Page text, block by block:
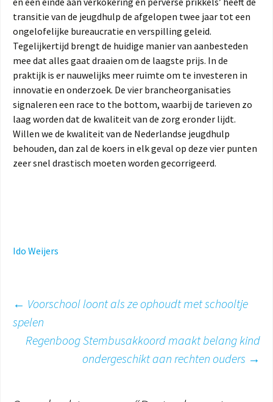
transitie van de jeugdhulp de afgelopen twee jaar tot een
ongelofelijke bureaucratie en verspilling geleid.
Tegelijkertijd brengt de huidige manier van aanbesteden
mee dat alles gaat draaien om de laagste prijs. In de
praktijk is er nauwelijks meer ruimte om te investeren in
innovatie en onderzoek. De vier brancheorganisaties
signaleren een race to the bottom, waarbij de tarieven zo
laag worden dat de kwaliteit van de zorg eronder lijdt.
Willen we de kwaliteit van de Nederlandse jeugdhulp
behouden, dan zal de koers in elk geval op deze vier punten
zeer snel drastisch moeten worden gecorrigeerd.
Ido Weijers
Berichtnavigatie
← Voorschool loont als ze ophoudt met schooltje
spelen
Regenboog Stembusakkoord maakt belang kind
ondergeschikt aan rechten ouders →